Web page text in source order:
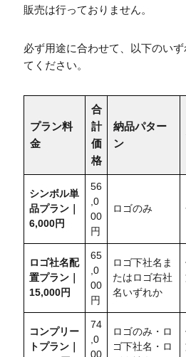
販売は行っておりません。
必ず用途に合わせて、以下のい
てください。
プラン料
金
合
計
価
格
納品パター
ン
シンボル単
品プラン｜
6,000円
56
,0
00
円
ロゴのみ
ロゴ社名配
置プラン｜
15,000円
65
,0
00
円
ロゴ下社名ま
たはロゴ右社
名いずれか
コンプリー
トプラン｜
74
,0
00
ロゴのみ・ロ
ゴ下社名・ロ